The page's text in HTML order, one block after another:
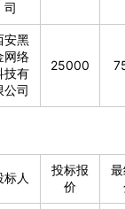
司
安黑
网络
技有
公司
25000
标人
投标报
价
迎入驻供